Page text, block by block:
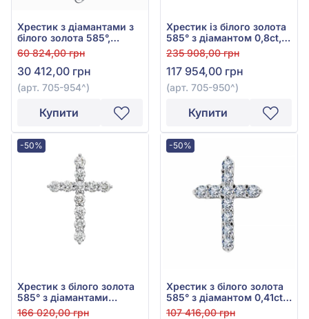
Хрестик з діамантами з
білого золота 585°,
Діамант 0,19ct, арт. 705-
954
60 824,00 грн
30 412,00 грн
(арт. 705-954^)
Купити
Хрестик із білого золота
585° з діамантом 0,8ct,
арт. 705-950
235 908,00 грн
117 954,00 грн
(арт. 705-950^)
Купити
-50%
Хрестик з білого золота
585° з діамантами
0,68ct, арт. 705-955
166 020,00 грн
-50%
Хрестик з білого золота
585° з діамантом 0,41ct,
арт. 705-953
107 416,00 грн